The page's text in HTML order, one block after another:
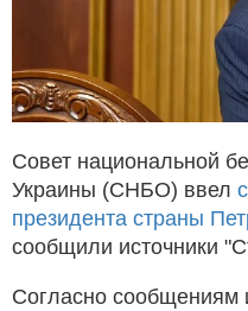
Совет национальной
Украины (СНБО) ввел
президента страны
сообщили источники
Согласно сообщениям